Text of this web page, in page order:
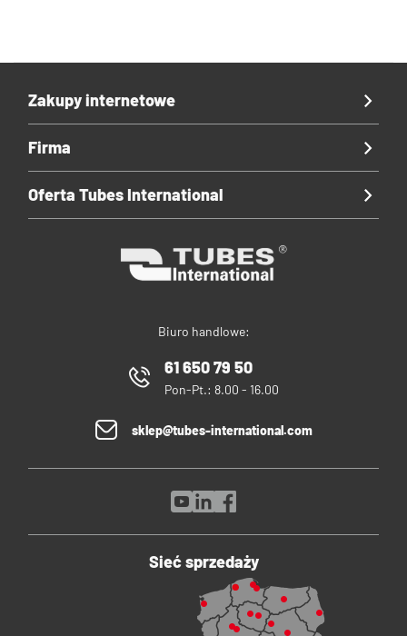
Biuro handlowe:
61 650 79 50
Pon-Pt.: 8.00 - 16.00
sklep@tubes-international.com
Zakupy internetowe
Firma
Oferta Tubes International
Sieć sprzedaży